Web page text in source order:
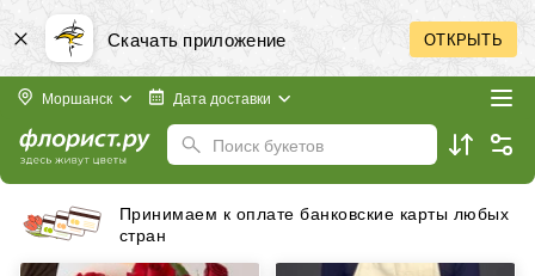
Скачать приложение ОТКРЫТЬ
Моршанск Дата доставки
Поиск букетов
Принимаем к оплате банковские карты любых
стран